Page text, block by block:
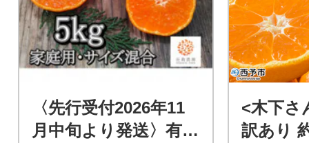
〈先行受付2026年11
月中旬より発送〉有
<木下さ
訳あり